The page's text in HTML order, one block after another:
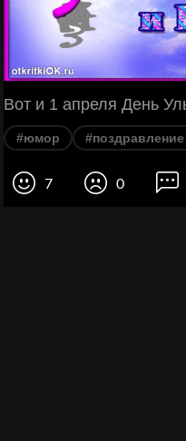
Вот и 1 апреля День
#юмор #поздравление
7 0